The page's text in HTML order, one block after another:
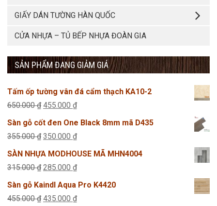
GIẤY DÁN TƯỜNG HÀN QUỐC
CỬA NHỰA – TỦ BẾP NHỰA ĐOÀN GIA
SẢN PHẨM ĐANG GIẢM GIÁ
Tấm ốp tường vân đá cẩm thạch KA10-2
650.000₫ Giá
gốc
là:
455.000 ₫Giá
hiện
tại
455.000 ₫.
Sàn gỗ cốt đen One Black 8mm mã D435
355.000₫ Giá
gốc
là:
350.000 ₫Giá
hiện
tại
350.000 ₫.
SÀN NHỰA MODHOUSE MÃ MHN4004
315.000₫ Giá
gốc
là:
285.000 ₫Giá
hiện
tại
Sàn gỗ Kaindl Aqua Pro K4420
455.000₫ Giá
435.000 ₫Giá